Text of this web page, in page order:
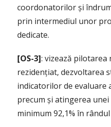
coordonatorilor și
prin intermediul unor
dedicate.
[OS-3]: vizează
rezidențiat, dezvoltarea
indicatorilor de evaluare
precum și atingerea unei
minimum 92,1% în